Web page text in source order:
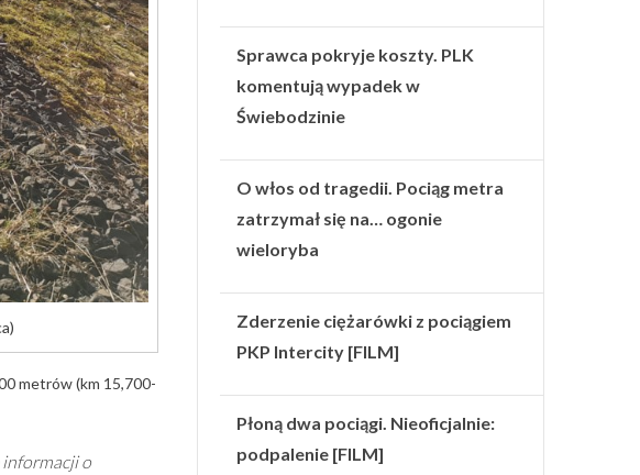
metrów (km 15,700-
informacji o
Sprawca pokryje koszty. PLK
komentują wypadek w
Świebodzinie
O włos od tragedii. Pociąg metra
zatrzymał się na… ogonie
wieloryba
Zderzenie ciężarówki z pociągiem
PKP Intercity [FILM]
Płoną dwa pociągi. Nieoficjalnie:
podpalenie [FILM]